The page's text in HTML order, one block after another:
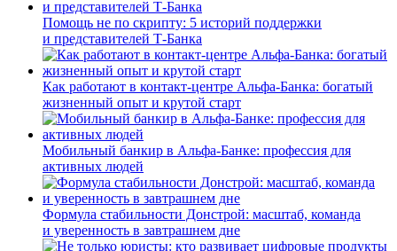
Помощь не по скрипту: 5 историй поддержки
и представителей Т-Банка
Как работают в контакт-центре Альфа-Банка: богатый
жизненный опыт и крутой старт
Мобильный банкир в Альфа-Банке: профессия для
активных людей
Формула стабильности Донстрой: масштаб, команда
и уверенность в завтрашнем дне